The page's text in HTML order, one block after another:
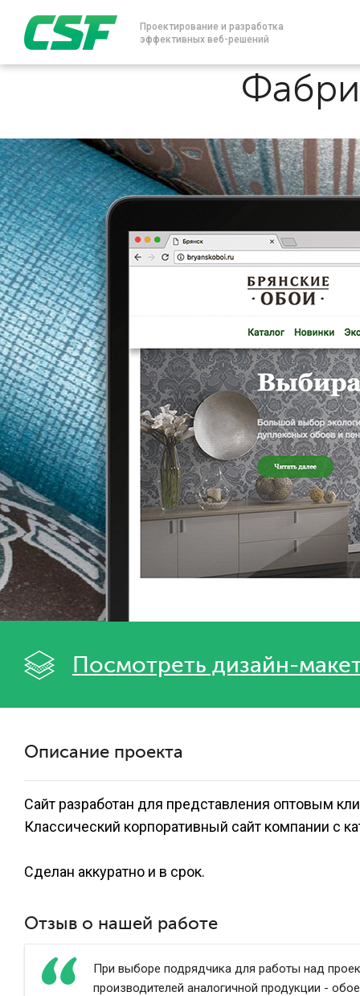
Проектирование и разработка
эффективных веб-решений
Посмотреть дизайн-
Описание проекта
Сайт разработан для представления оптовым
Классический корпоративный сайт компании с
Сделан аккуратно и в срок.
Отзыв о нашей работе
При выборе подрядчика для работы над
производителей аналогичной продукции -